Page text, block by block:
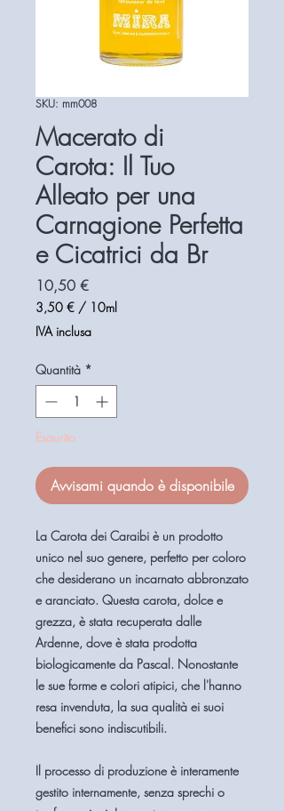
SKU: mm008
Macerato di
Carota: Il Tuo
Alleato per una
Carnagione Perfetta
e Cicatrici da Br
10,50 €Prezzo
3,50 € / 10ml
3,50 €
ogni
Millilitri
IVA inclusa
Quantità *
Esaurito
Avvisami quando è disponibile
La Carota dei Caraibi è un prodotto
unico nel suo genere, perfetto per coloro
che desiderano un incarnato abbronzato
e aranciato. Questa carota, dolce e
grezza, è stata recuperata dalle
Ardenne, dove è stata prodotta
biologicamente da Pascal. Nonostante
le sue forme e colori atipici, che l'hanno
resa invenduta, la sua qualità ei suoi
benefici sono indiscutibili.
Il processo di produzione è interamente
gestito internamente, senza sprechi o